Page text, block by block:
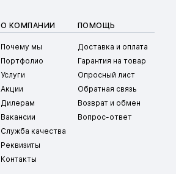
О КОМПАНИИ
Почему мы
Портфолио
Услуги
Акции
Дилерам
Вакансии
Служба качества
Реквизиты
Контакты
ПОМОЩЬ
Доставка и оплата
Гарантия на товар
Опросный лист
Обратная связь
Возврат и обмен
Вопрос-ответ